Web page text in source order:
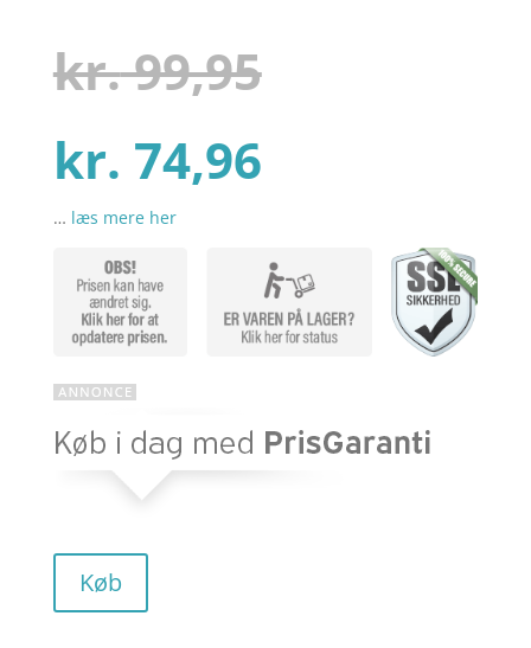
baseret
på
kundebed
kr.99,95
pris
var:
kr. 99,95.
kr. 74,96Den
aktuelle
pris
er:
… læs mere her
Køb